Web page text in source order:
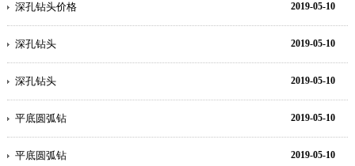
2019-05-10
深孔钻头价格
2019-05-10
深孔钻头
2019-05-10
深孔钻头
2019-05-10
平底圆弧钻
2019-05-10
平底圆弧钻